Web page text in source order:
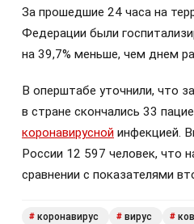
За прошедшие 24 часа на
Федерации были
на 39,7% меньше, чем днем
В оперштабе уточнили, что
в стране скончались 33
коронавирусной инфекцией.
России 12 597 человек, что
сравнении с показателями
# коронавирус # вирус #